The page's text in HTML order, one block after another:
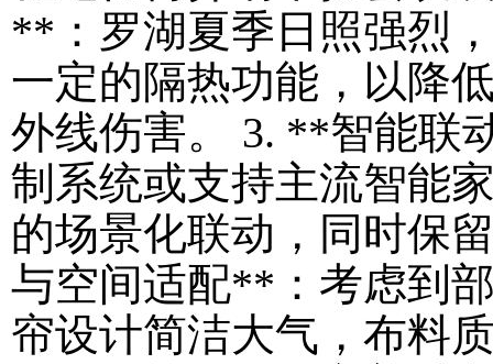
**：罗湖夏季日照强烈
一定的隔热功能，以降
外线伤害。 3. **智能联
制系统或支持主流智能
的场景化联动，同时保
与空间适配**：考虑到
帘设计简洁大气，布料